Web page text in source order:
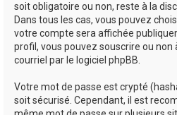
soit obligatoire ou non, reste à la
Dans tous les cas, vous pouvez
votre compte sera affichée
profil, vous pouvez souscrire ou non
courriel par le logiciel phpBB.
Votre mot de passe est crypté
soit sécurisé. Cependant, il est